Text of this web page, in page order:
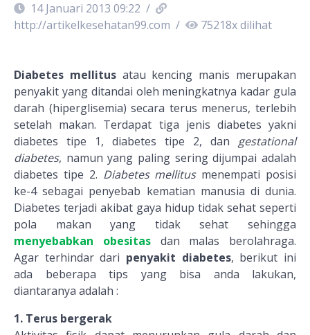
14 Januari 2013 09:22 /
http://artikelkesehatan99.com / 75218x dilihat
Diabetes mellitusatau kencing manis merupakan
penyakit yang ditandai oleh meningkatnya kadar gula
darah (hiperglisemia) secara terus menerus, terlebih
setelah makan. Terdapat tiga jenis diabetes yakni
diabetes tipe 1, diabetes tipe 2, dan gestational
diabetes, namun yang paling sering dijumpai adalah
diabetes tipe 2. Diabetes mellitusmenempati posisi
ke-4 sebagai penyebab kematian manusia di dunia.
Diabetes terjadi akibat gaya hidup tidak sehat seperti
pola makan yang tidak sehat sehingga
menyebabkan obesitasdan malas berolahraga.
Agar terhindar dari penyakit diabetes, berikut ini
ada beberapa tips yang bisa anda lakukan,
diantaranya adalah :
1. Terus bergerak